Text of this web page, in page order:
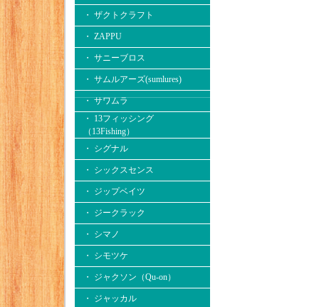
・ ザクトクラフト
・ ZAPPU
・ サニーブロス
・ サムルアーズ(sumlures)
・ サワムラ
・ 13フィッシング
（13Fishing）
・ シグナル
・ シックスセンス
・ ジップベイツ
・ ジークラック
・ シマノ
・ シモツケ
・ ジャクソン（Qu-on）
・ ジャッカル